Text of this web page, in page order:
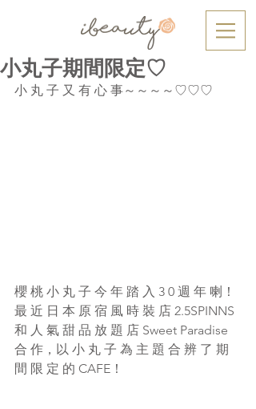
小丸子期間限定♡
小 丸 子 又 有 心 事～～～～♡♡♡
櫻 桃 小 丸 子 今 年 踏 入 3 0 週 年 喇！
最 近 日 本 原 宿 風 時 裝 店 2.5SPINNS
和 人 氣 甜 品 放 題 店 Sweet Paradise
合 作，以 小 丸 子 為 主 題 合 辨 了 期
間 限 定 的 CAFE！